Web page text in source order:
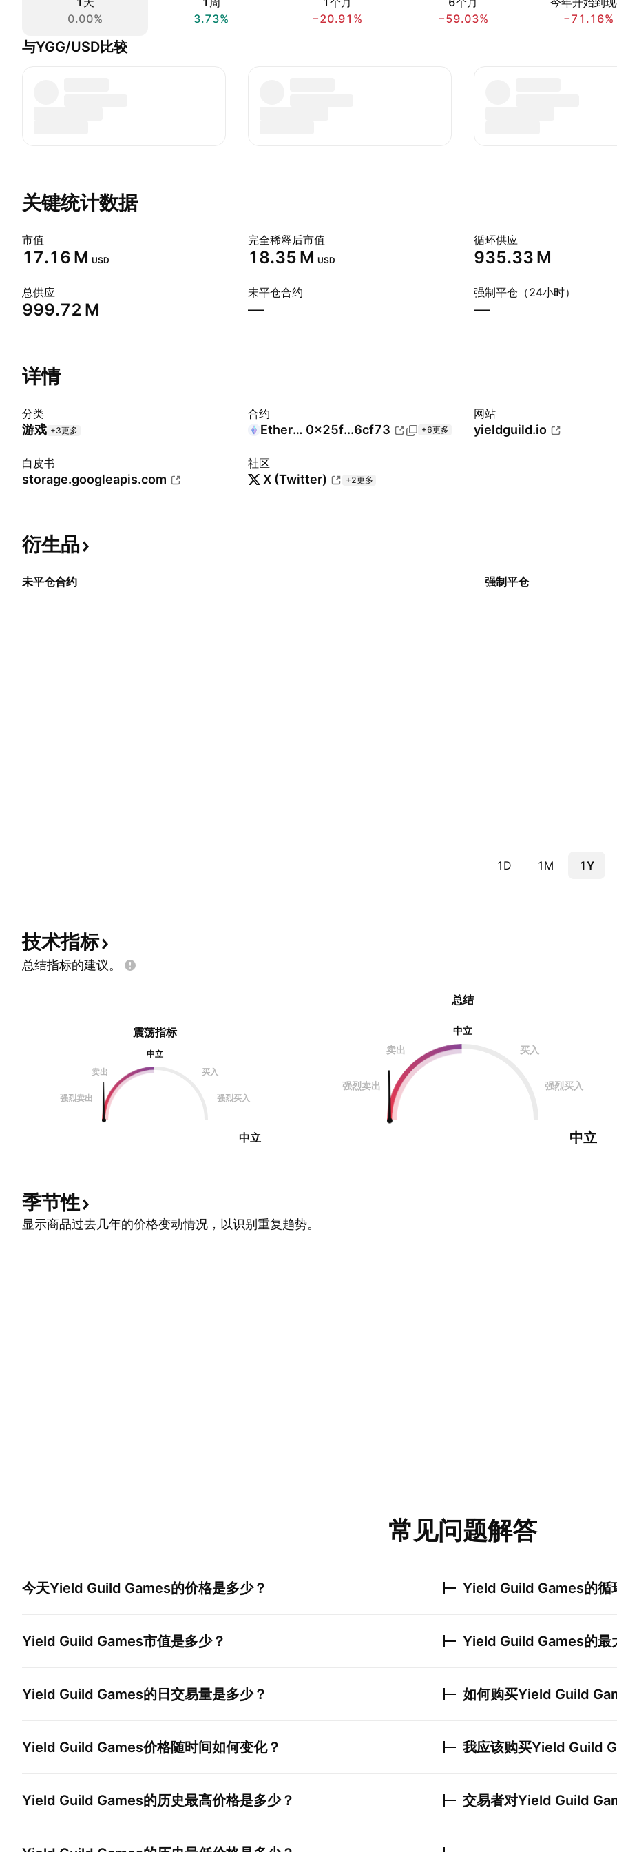
0.00%
3.73%
−20.91%
−59.03%
−71.16%
与YGG/USD比较
关键统计数据
市值
‪17.16 M‬ USD
完全稀释后市值
‪18.35 M‬ USD
循环供应
‪935.33 M‬
总供应
‪999.72 M‬
未平仓合约
—
强制平仓（24小时）
—
详情
分类
游戏 +3更多
合约
Ethereum 0x25f...6cf73 +6更多
网站
yieldguild.io
白皮书
storage.googleapis.com
社区
X (Twitter) +2更多
衍生品
未平仓合约 强制平仓
1D 1M 1Y
技术指标
总结指标的建议。
震荡指标
中立
卖出
买入
强烈卖出 强烈买入
中立
总结
中立
卖出
买入
强烈卖出 强烈买入
中立
季节性
显示商品过去几年的价格变动情况，以识别重复趋势。
常见问题解答
今天Yield Guild Games的价格是多少？
Yield Guild Games市值是多少？
Yield Guild Games的日交易量是多少？
Yield Guild Games价格随时间如何变化？
Yield Guild Games的历史最高价格是多少？
Yield Guild Games的循
Yield Guild Games的最
如何购买Yield Guild
我应该购买Yield Guild
交易者对Yield Guild